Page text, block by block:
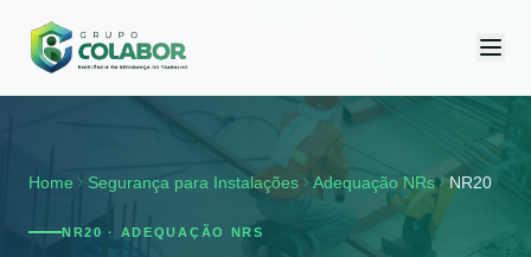
Home Segurança para Instalações Adequação NRs NR20
NR20 · ADEQUAÇÃO NRS